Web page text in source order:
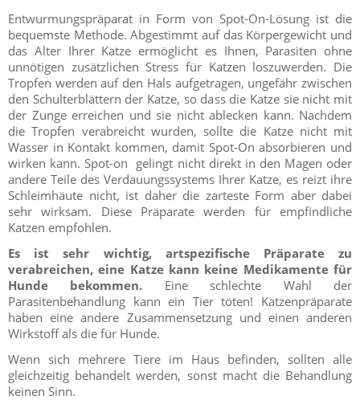
Entwurmungspräparat in Form von Spot-On-Lösung ist die
bequemste Methode. Abgestimmt auf das Körpergewicht und
das Alter Ihrer Katze ermöglicht es Ihnen, Parasiten ohne
unnötigen zusätzlichen Stress für Katzen loszuwerden. Die
Tropfen werden auf den Hals aufgetragen, ungefähr zwischen
den Schulterblättern der Katze, so dass die Katze sie nicht mit
der Zunge erreichen und sie nicht ablecken kann. Nachdem
die Tropfen verabreicht wurden, sollte die Katze nicht mit
Wasser in Kontakt kommen, damit Spot-On absorbieren und
wirken kann. Spot-on gelingt nicht direkt in den Magen oder
andere Teile des Verdauungssystems Ihrer Katze, es reizt ihre
Schleimhäute nicht, ist daher die zarteste Form aber dabei
sehr wirksam. Diese Präparate werden für empfindliche
Katzen empfohlen.
Es ist sehr wichtig, artspezifische Präparate zu
verabreichen, eine Katze kann keine Medikamente für
Hunde bekommen. Eine schlechte Wahl der
Parasitenbehandlung kann ein Tier töten! Katzenpräparate
haben eine andere Zusammensetzung und einen anderen
Wirkstoff als die für Hunde.
Wenn sich mehrere Tiere im Haus befinden, sollten alle
gleichzeitig behandelt werden, sonst macht die Behandlung
keinen Sinn.